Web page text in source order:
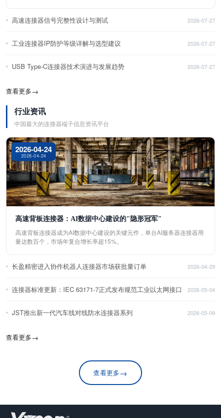
高速连接器信号完整性设计与测试 2026-07-27
工业连接器IP防护等级详解与选型建议 2026-07-27
USB Type-C连接器技术演进与发展趋势 2026-07-27
查看更多→
行业资讯
中国最大的连接器端子信息资讯平台
2026-04-24
2026-04-24
高速背板连接器：AI数据中心建设的"隐形冠军"
高速背板连接器成为AI数据中心建设的关键元件，单台AI服务器连接器用
量达数百个，市场年复合增长率超15%。
长盈精密进入协作机器人连接器市场获批量订单 2026-04-29
连接器标准更新：IEC 63171-7正式发布规范工业以太网接口 2026-05-04
JST推出新一代汽车线对线防水连接器系列 2026-05-09
查看更多→
查看更多→